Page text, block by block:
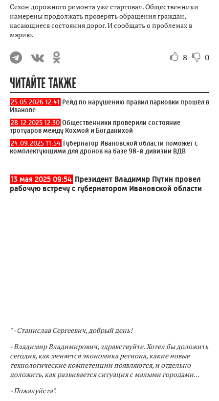
Сезон дорожного ремонта уже стартовал. Общественники
намерены продолжать проверять обращения граждан,
касающиеся состояния дорог. И сообщать о проблемах в
мэрию.
8 0
ЧИТАЙТЕ ТАКЖЕ
25.05.2026 12:41 Рейд по нарушению правил парковки прошёл в
Иванове
28.12.2025 12:30 Общественники проверили состояние
тротуаров между Кохмой и Богданихой
24.09.2025 11:54 Губернатор Ивановской области поможет с
комплектующими для дронов на базе 98-й дивизии ВДВ
13 мая 2025 09:54 Президент Владимир Путин провел
рабочую встречу с губернатором Ивановской области
" - Станислав Сергеевич, добрый день!
- Владимир Владимирович, здравствуйте. Хотел бы доложить
сегодня, как меняется экономика региона, какие новые
технологические компетенции появляются, и отдельно
доложить, как развивается ситуация с малыми городами...
- Пожалуйста".